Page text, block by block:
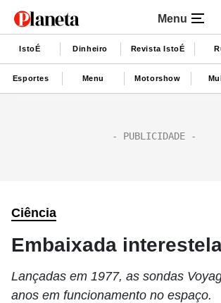
Menu
IstoÉ Dinheiro Revista IstoÉ
Esportes Menu Motorshow
Ciência
Embaixada
Lançadas em 1977, as sondas
anos em funcionamento no espaço.